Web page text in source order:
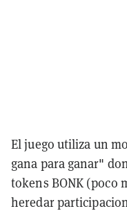
El juego utiliza un
gana para ganar"
tokens BONK (poco
heredar